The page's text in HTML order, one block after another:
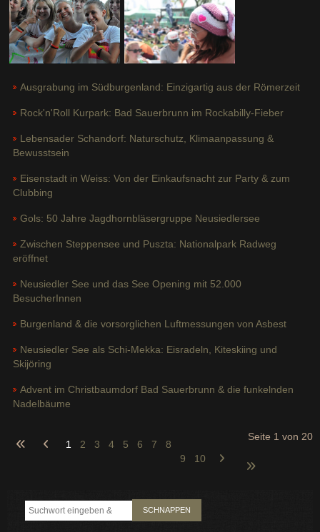
Ausgrabung im Südburgenland: Einzigartig aus der Römerzeit
Rock'n'Roll Kurpark: Bad Sauerbrunn im Rockabilly-Fieber
Lebensader Schandorf: Naturschutz, Klimaanpassung &
Bewusstsein
Eisenstadt in Weiss: Von der Einkaufsnacht zur Party & zum
Clubbing
Gols: 50 Jahre Jagdhornbläsergruppe Neusiedlersee
Zwischen Steppensee und Puszta: Nationalpark Radweg
eröffnet
Neusiedler See und das See Opening mit 52.000
BesucherInnen
Burgenland & die vorsorglichen Luftmessungen von Asbest
Neusiedler See als Schi-Mekka: Eisradeln, Kiteskiing und
Skijöring
Advent im Christbaumdorf Bad Sauerbrunn & die funkelnden
Nadelbäume
Seite 1 von 20
1 2 3 4 5 6 7
8
9
10
SCHNAPPEN